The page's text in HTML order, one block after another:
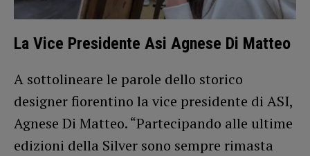
La Vice Presidente Asi Agnese Di Matteo
A sottolineare le parole dello storico
designer fiorentino la vice presidente di ASI,
Agnese Di Matteo. “Partecipando alle ultime
edizioni della Silver sono sempre rimasta